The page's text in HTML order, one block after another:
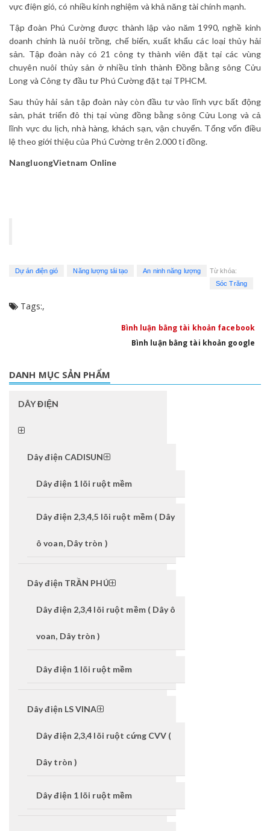
vực điện gió, có nhiều kinh nghiệm và khả năng tài chính mạnh.
Tập đoàn Phú Cường được thành lập vào năm 1990, nghề kinh
doanh chính là nuôi trồng, chế biến, xuất khẩu các loại thủy hải
sản. Tập đoàn này có 21 công ty thành viên đặt tại các vùng
chuyên nuôi thủy sản ở nhiều tỉnh thành Đồng bằng sông Cửu
Long và Công ty đầu tư Phú Cường đặt tại TPHCM.
Sau thủy hải sản tập đoàn này còn đầu tư vào lĩnh vực bất động
sản, phát triển đô thị tại vùng đồng bằng sông Cửu Long và cả
lĩnh vực du lịch, nhà hàng, khách sạn, vận chuyển. Tổng vốn điều
lệ theo giới thiệu của Phú Cường trên 2.000 tỉ đồng.
NangluongVietnam Online
Từ khóa:
Dự án điện gió Năng lượng tái tạo
An ninh năng lượng
Sóc Trăng
Tags:,
Bình luận bằng tài khoản facebook
Bình luận bằng tài khoản google
DANH MỤC SẢN PHẨM
DÂY ĐIỆN
Dây điện CADISUN
Dây điện 1 lõi ruột mềm
Dây điện 2,3,4,5 lõi ruột mềm ( Dây
ô voan, Dây tròn )
Dây điện TRẦN PHÚ
Dây điện 2,3,4 lõi ruột mềm ( Dây ô
voan, Dây tròn )
Dây điện 1 lõi ruột mềm
Dây điện LS VINA
Dây điện 2,3,4 lõi ruột cứng CVV (
Dây tròn )
Dây điện 1 lõi ruột mềm